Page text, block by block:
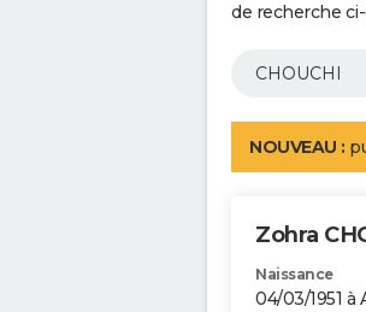
de recherche
NOUVEAU :
Zohra
Naissance
04/03/1951 à